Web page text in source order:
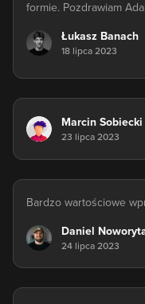
formie. Pozdrawiam
Łukasz Banach
18 lipca 2023
Marcin Sobiecki
23 lipca 2023
Bardzo wartościowe
Daniel
24 lipca 2023